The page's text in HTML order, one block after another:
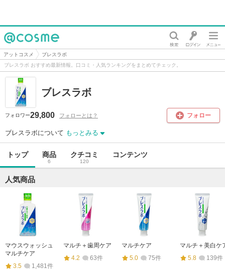
@cosme
アットコスメ
ブレスラボ
ブレスラボ おすすめ最新情報。口コミ・人気ランキングをまとめてチェック。
ブレスラボ
フォロワー29,800 フォローとは？ フォロー
ブレスラボについて もっとみる
トップ 商品
6
クチコミ
120
コンテンツ
人気商品
マウスウォッシュ
マルチケア
3.5
1,481件
マルチ＋歯周ケア
4.2
63件
マルチケア
5.0
75件
マルチ＋美白ケ
5.8
139件